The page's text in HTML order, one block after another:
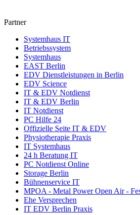
Partner
Systemhaus IT
Betriebssystem
Systemhaus
EAST Berlin
EDV Dienstleistungen in Berlin
EDV Science
IT & EDV Notdienst
IT & EDV Berlin
IT Notdienst
PC Hilfe 24
Offizielle Seite IT & EDV
Physiotherapie Praxis
IT Systemhaus
24 h Beratung IT
PC Notdienst Online
Storage Berlin
Bühnenservice IT
MPOA - Metal Power Open Air -
Ehe Versprechen
IT EDV Berlin Praxis